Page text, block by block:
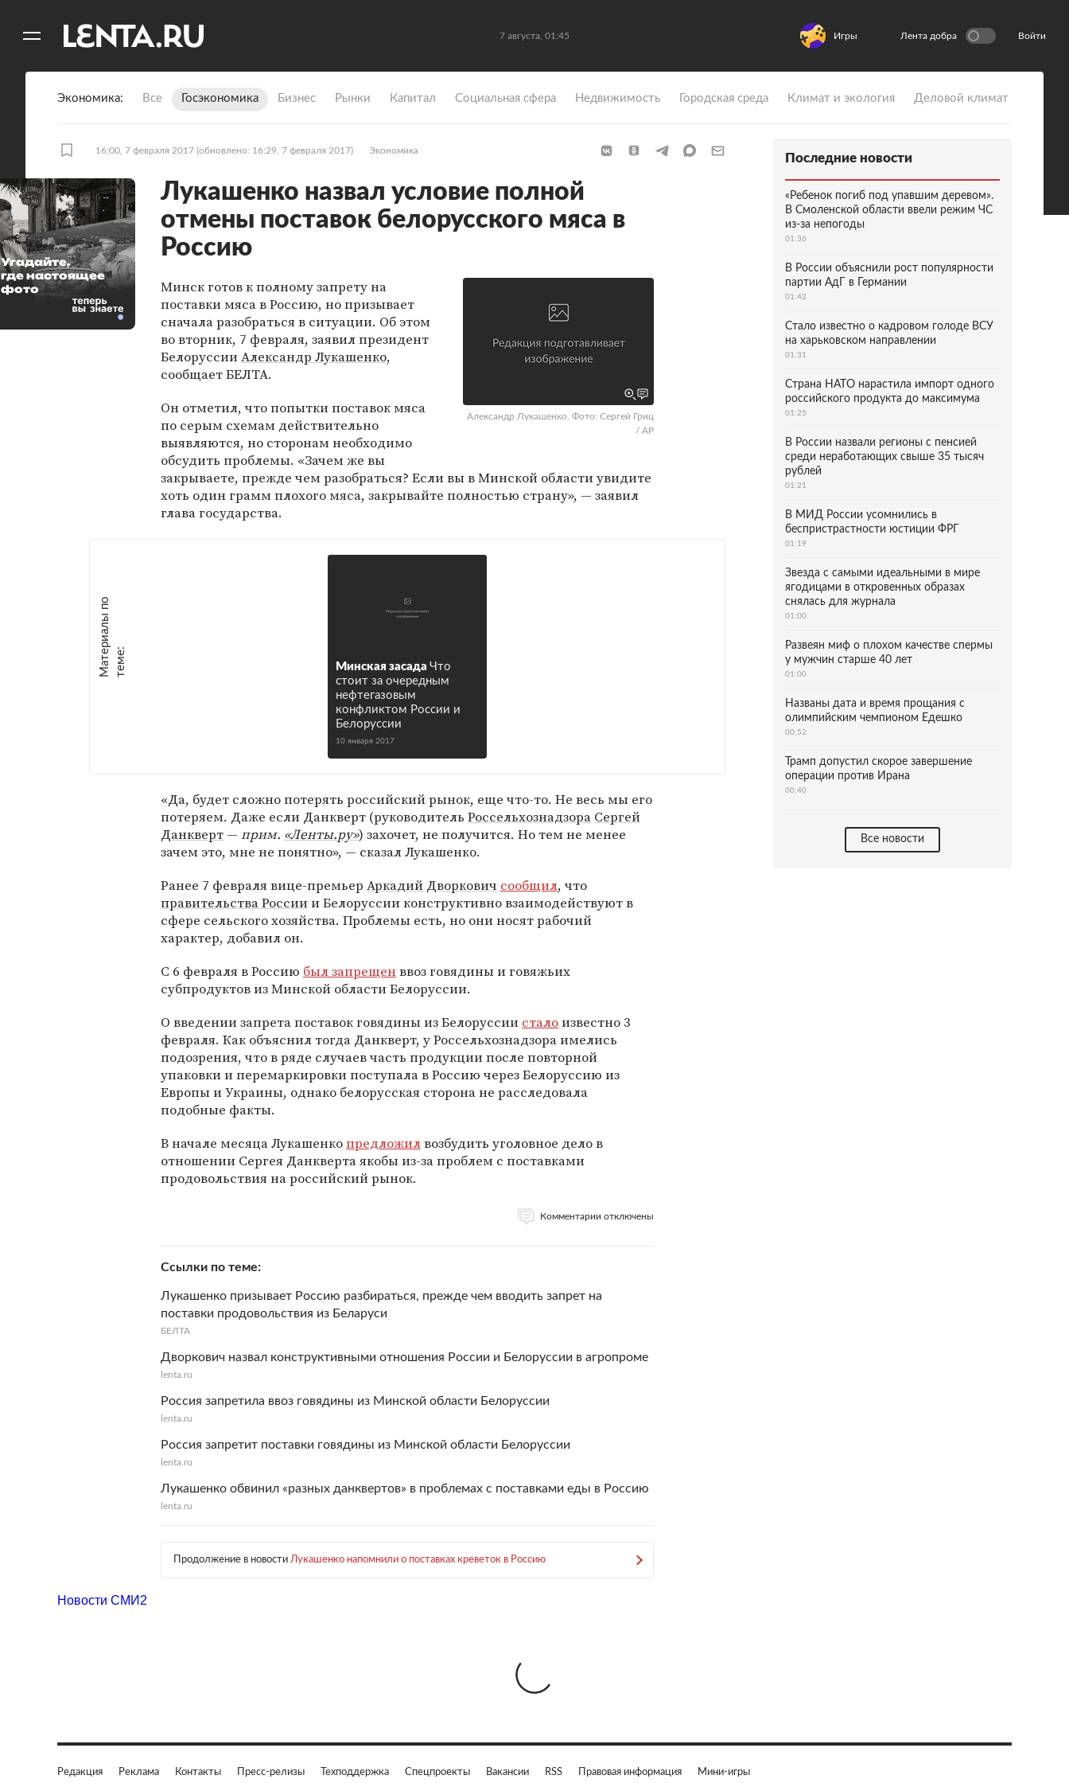
7 августа, 01:45 Игры Лента добра Войти
Экономика Все Госэкономика Бизнес Рынки Капитал Социальная сфера Недвижимость Городская среда Климат и экология Деловой климат
16:00, 7 февраля 2017 (обновлено: 16:29, 7 февраля 2017) Экономика
Лукашенко назвал условие полной
отмены поставок белорусского мяса в
Россию
Александр Лукашенко. Фото: Сергей Гриц
/ AP
Минск готов к полному запрету на
поставки мяса в Россию, но призывает
сначала разобраться в ситуации. Об этом
во вторник, 7 февраля, заявил президент
БелоруссииАлександр Лукашенко,
сообщает БЕЛТА.
Он отметил, что попытки поставок мяса
по серым схемам действительно
выявляются, но сторонам необходимо
обсудить проблемы. «Зачем же вы
закрываете, прежде чем разобраться? Если вы в Минской области увидите
хоть один грамм плохого мяса, закрывайте полностью страну», — заявил
глава государства.
М
а
т е
р
и
а
л
ы
п
о
т
е
м
е : Минская засада Что
стоит за очередным
нефтегазовым
конфликтом России и
Белоруссии
10 января 2017
«Да, будет сложно потерять российский рынок, еще что-то. Не весь мы его
потеряем. Даже если Данкверт (руководитель Россельхознадзора Сергей
Данкверт — прим. «Ленты.ру») захочет, не получится. Но тем не менее
зачем это, мне не понятно», — сказал Лукашенко.
Ранее 7 февраля вице-премьер Аркадий Дворкович сообщил, что
правительства Россиии Белоруссии конструктивно взаимодействуют в
сфере сельского хозяйства. Проблемы есть, но они носят рабочий
характер, добавил он.
С 6 февраля в Россию был запрещенввоз говядины и говяжьих
субпродуктов из Минской области Белоруссии.
О введении запрета поставок говядины из Белоруссии сталоизвестно 3
февраля. Как объяснил тогда Данкверт, у Россельхознадзора имелись
подозрения, что в ряде случаев часть продукции после повторной
упаковки и перемаркировки поступала в Россию через Белоруссию из
Европы и Украины, однако белорусская сторона не расследовала
подобные факты.
В начале месяца Лукашенкопредложилвозбудить уголовное дело в
отношении Сергея Данкверта якобы из-за проблем с поставками
продовольствия на российский рынок.
Комментарии отключены
Ссылки по теме
Лукашенко призывает Россию разбираться, прежде чем вводить запрет на
поставки продовольствия из Беларуси
БЕЛТА
Дворкович назвал конструктивными отношения России и Белоруссии в агропроме
lenta.ru
Россия запретила ввоз говядины из Минской области Белоруссии
lenta.ru
Россия запретит поставки говядины из Минской области Белоруссии
lenta.ru
Лукашенко обвинил «разных данквертов» в проблемах с поставками еды в Россию
lenta.ru
Продолжение в новости Лукашенко напомнили о поставках креветок в Россию
Угадайте,
где настоящее
фото
Последние новости
«Ребенок погиб под упавшим деревом».
В Смоленской области ввели режим ЧС
из-за непогоды
01:36
В России объяснили рост популярности
партии АдГ в Германии
01:42
Стало известно о кадровом голоде ВСУ
на харьковском направлении
01:31
Страна НАТО нарастила импорт одного
российского продукта до максимума
01:25
В России назвали регионы с пенсией
среди неработающих свыше 35 тысяч
рублей
01:21
В МИД России усомнились в
беспристрастности юстиции ФРГ
01:19
Звезда с самыми идеальными в мире
ягодицами в откровенных образах
снялась для журнала
01:00
Развеян миф о плохом качестве спермы
у мужчин старше 40 лет
01:00
Названы дата и время прощания с
олимпийским чемпионом Едешко
00:52
Трамп допустил скорое завершение
операции против Ирана
00:40
Все новости
Новости СМИ2
Редакция Реклама Контакты Пресс-релизы Техподдержка Спецпроекты Вакансии RSS Правовая информация Мини-игры